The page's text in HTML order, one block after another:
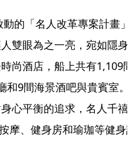
的「名人改革專案計畫」
雙眼為之一亮，宛如隱身
尚酒店，船上共有1,109
9間海景酒吧與貴賓室。
心平衡的追求，名人千禧
摩、健身房和瑜珈等健身